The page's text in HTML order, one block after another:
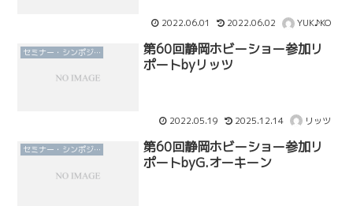
2022.06.01 2022.06.02 YUK♪KO
セミナー・シンポジウム
第60回静岡ホビーショー参加リ
ポートbyリッツ
2022.05.19 2025.12.14 リッツ
セミナー・シンポジウム
第60回静岡ホビーショー参加リ
ポートbyG.オーキーン